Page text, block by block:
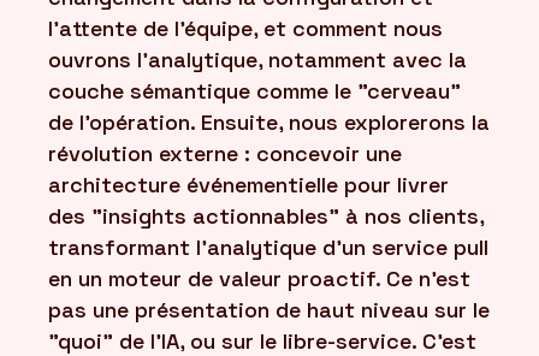
l'attente de l'équipe, et comment nous
ouvrons l'analytique, notamment avec la
couche sémantique comme le "cerveau"
de l'opération. Ensuite, nous explorerons la
révolution externe : concevoir une
architecture événementielle pour livrer
des "insights actionnables" à nos clients,
transformant l'analytique d'un service pull
en un moteur de valeur proactif. Ce n'est
pas une présentation de haut niveau sur le
"quoi" de l'IA, ou sur le libre-service. C'est